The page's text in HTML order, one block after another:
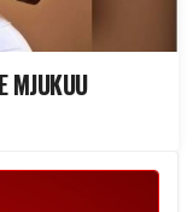
MJUKUU